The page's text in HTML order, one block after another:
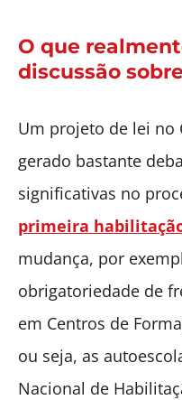
O que
discussão
Um projeto de lei no
gerado bastante
significativas no
primeira
mudança, por
obrigatoriedade de
em Centros de
ou seja, as
Nacional de